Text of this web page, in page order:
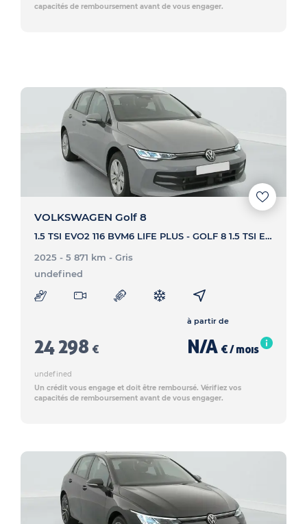
capacités de remboursement avant de vous engager.
VOLKSWAGEN Golf 8
1.5 TSI EVO2 116 BVM6 LIFE PLUS - GOLF 8 1.5 TSI EVO2 116 BVM6 LIFE PLUS
2025 - 5 871 km - Gris
undefined
24 298 €
à partir de
N/A € / mois
undefined
Un crédit vous engage et doit être remboursé. Vérifiez vos
capacités de remboursement avant de vous engager.